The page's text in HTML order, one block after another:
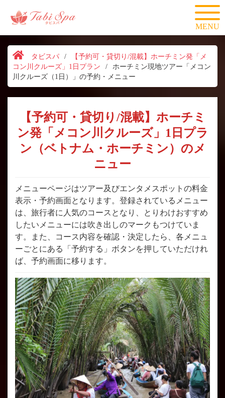
MENU
タビスパ /
【予約可・貸切り/混載】ホーチミン発「メ
コン川クルーズ」1日プラン
/
ホーチミン現地ツアー「メコン
川クルーズ（1日）」の予約・メニュー
【予約可・貸切り/混載】ホーチミ
ン発「メコン川クルーズ」1日プラ
ン（ベトナム・ホーチミン）のメ
ニュー
メニューページはツアー及びエンタメスポットの料金
表示・予約画面となります。登録されているメニュー
は、旅行者に人気のコースとなり、とりわけおすすめ
したいメニューには吹き出しのマークもつけていま
す。また、コース内容を確認・決定したら、各メニュ
ーごとにある「予約する」ボタンを押していただけれ
ば、予約画面に移ります。